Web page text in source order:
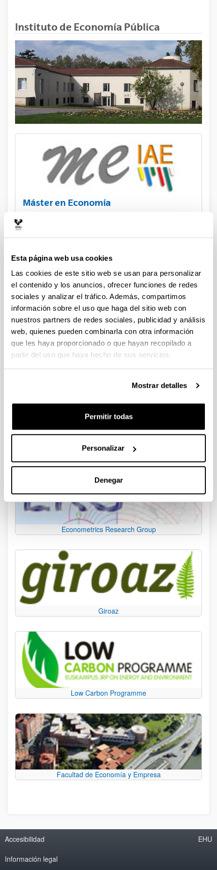
Esta página web usa cookies
Las cookies de este sitio web se usan para personalizar
el contenido y los anuncios, ofrecer funciones de redes
sociales y analizar el tráfico. Además, compartimos
información sobre el uso que haga del sitio web con
nuestros partners de redes sociales, publicidad y análisis
web, quienes pueden combinarla con otra información
que les haya proporcionado o que hayan recopilado a
partir del uso que haya hecho de sus servicios.
Mostrar detalles
Permitir todas
Personalizar
Denegar
Instituto de Economía Pública
Máster en Economía
Moses Project
Basque Centre for climate change
Econometrics Research Group
Giroaz
Low Carbon Programme
Facultad de Economía y Empresa
Accesibilidad
Información legal
EHU